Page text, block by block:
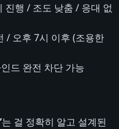
진행 / 조도 낮춤 / 응대 없
/ 오후 7시 이후 (조용한
드 완전 차단 가능
는 걸 정확히 알고 설계된